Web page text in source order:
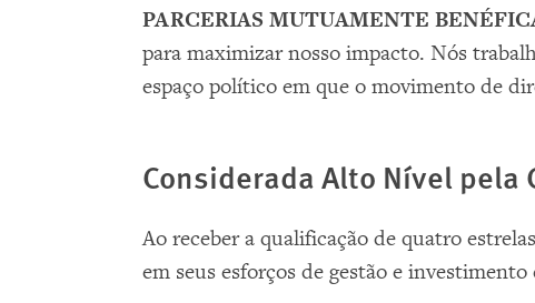
PARCERIAS MUTUAMENTE
para maximizar nosso impacto. Nós
espaço político em que o movimento de
Considerada Alto Nível pela
Ao receber a qualificação de quatro
em seus esforços de gestão e